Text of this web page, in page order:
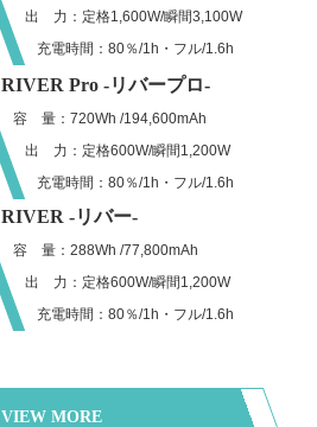
出 力：定格1,600W/瞬間3,100W
充電時間：80％/1h・フル/1.6h
RIVER Pro -リバープロ-
容 量：720Wh /194,600mAh
出 力：定格600W/瞬間1,200W
充電時間：80％/1h・フル/1.6h
RIVER -リバー-
容 量：288Wh /77,800mAh
出 力：定格600W/瞬間1,200W
充電時間：80％/1h・フル/1.6h
VIEW MORE